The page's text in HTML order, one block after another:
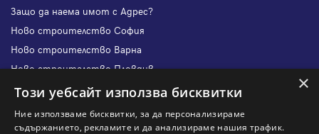
Защо да наема имот с Адрес?
Ново строителство София
Ново строителство Варна
Ново строителство Пловдив
Ново строителство Бургас
Защо да отдам имот с Адрес?
×
Този уебсайт използва бисквитки
Ние използваме бисквитки, за да персонализираме
съдържанието, рекламите и да анализираме нашия трафик.